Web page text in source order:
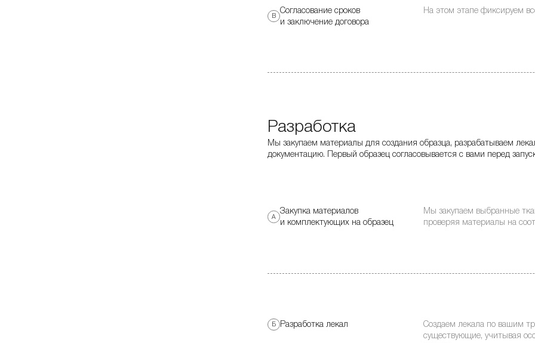
В
Согласование сроков
и заключение договора
На этом этапе фиксируем
Разработка
Мы закупаем материалы для создания образца, разрабатываем
документацию. Первый образец согласовывается с вами перед
А
Закупка материалов
и комплектующих на образец
Мы закупаем выбранные
проверяя материалы на
Б Разработка лекал
Создаем лекала по вашим
существующие, учитывая